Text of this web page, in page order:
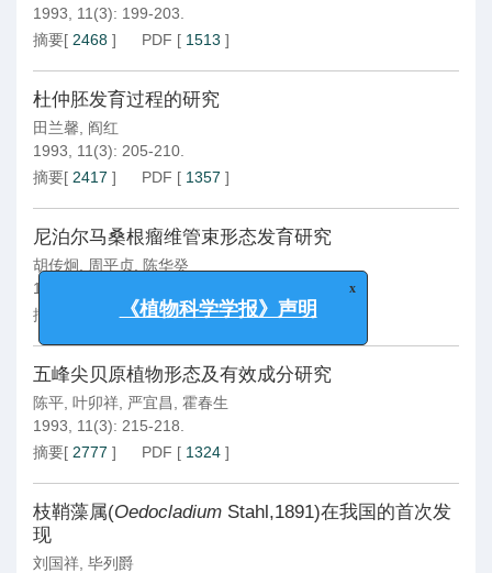
1993, 11(3): 199-203.
摘要[ 2468 ] PDF [ 1513 ]
杜仲胚发育过程的研究
田兰馨
阎红
1993, 11(3): 205-210.
摘要[ 2417 ] PDF [ 1357 ]
尼泊尔马桑根瘤维管束形态发育研究
胡传炯 周平贞
陈华癸
1993, 11(3): 211-214.
摘要
PDF[1172]
五峰尖贝原植物形态及有效成分研究
陈平 叶卯祥 严宜昌
霍春生
1993, 11(3): 215-218.
摘要[ 2777 ] PDF [ 1324 ]
枝鞘藻属(Oedocladium Stahl,1891)在我国的首次发
现
刘国祥 毕列爵
《植物科学学报》声明